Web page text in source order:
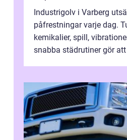
Industrigolv i Varberg
påfrestningar varje dag.
kemikalier, spill,
snabba städrutiner gör